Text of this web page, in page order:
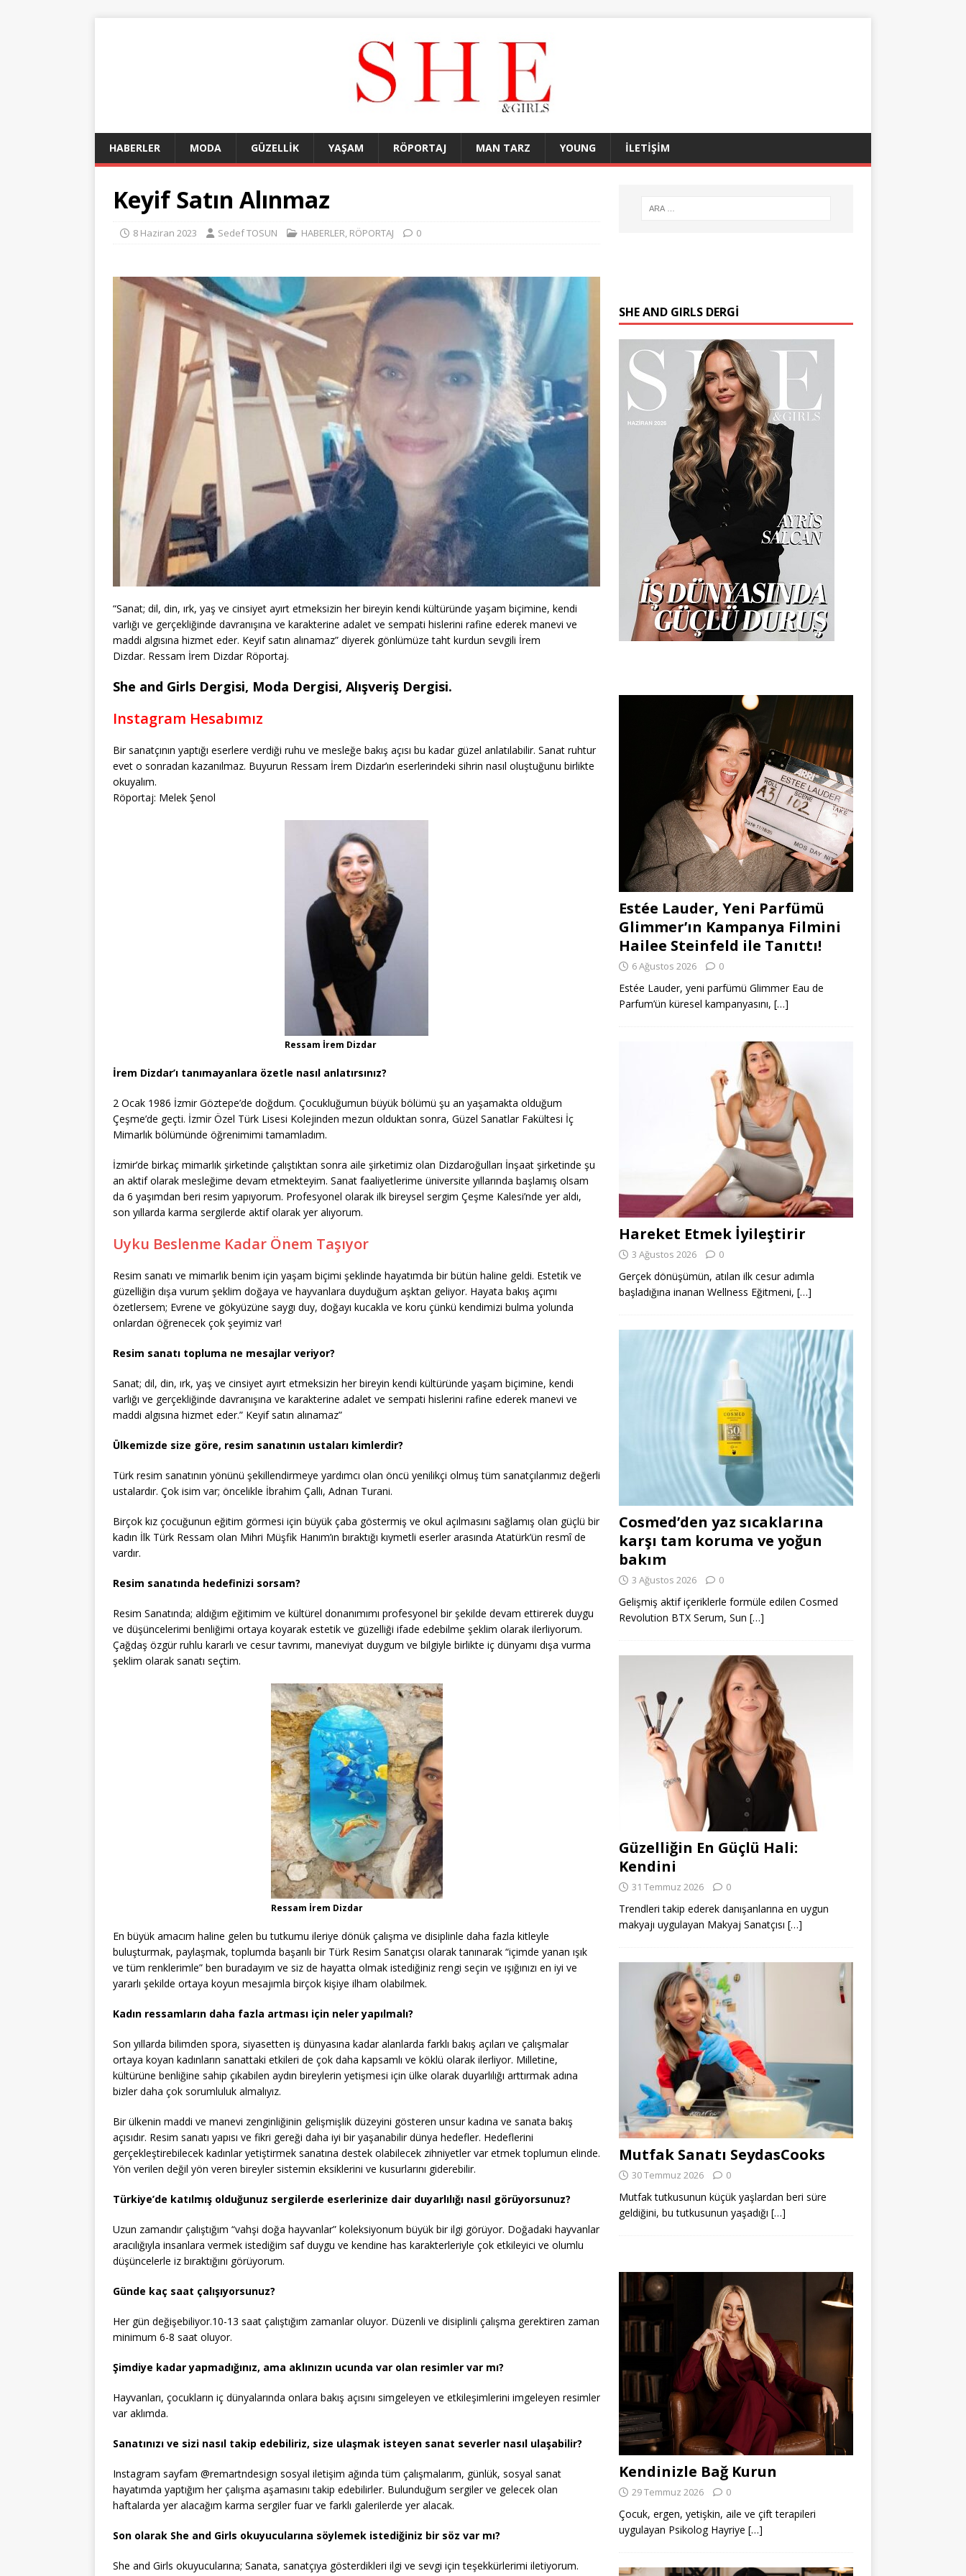
HABERLER MODA GÜZELLİK YAŞAM RÖPORTAJ MAN TARZ YOUNG İLETİŞİM
Keyif Satın Alınmaz
8 Haziran 2023 Sedef TOSUN HABERLER, RÖPORTAJ 0
“Sanat; dil, din, ırk, yaş ve cinsiyet ayırt etmeksizin her bireyin kendi kültüründe yaşam biçimine, kendi
varlığı ve gerçekliğinde davranışına ve karakterine adalet ve sempati hislerini rafine ederek manevi ve
maddi algısına hizmet eder. Keyif satın alınamaz” diyerek gönlümüze taht kurdun sevgili İrem
Dizdar. Ressam İrem Dizdar Röportaj.
She and Girls Dergisi, Moda Dergisi, Alışveriş Dergisi.
Instagram Hesabımız
Bir sanatçının yaptığı eserlere verdiği ruhu ve mesleğe bakış açısı bu kadar güzel anlatılabilir. Sanat ruhtur
evet o sonradan kazanılmaz. Buyurun Ressam İrem Dizdar’ın eserlerindeki sihrin nasıl oluştuğunu birlikte
okuyalım.
Röportaj: Melek Şenol
Ressam İrem Dizdar
İrem Dizdar’ı tanımayanlara özetle nasıl anlatırsınız?
2 Ocak 1986 İzmir Göztepe’de doğdum. Çocukluğumun büyük bölümü şu an yaşamakta olduğum
Çeşme’de geçti. İzmir Özel Türk Lisesi Kolejinden mezun olduktan sonra, Güzel Sanatlar Fakültesi İç
Mimarlık bölümünde öğrenimimi tamamladım.
İzmir’de birkaç mimarlık şirketinde çalıştıktan sonra aile şirketimiz olan Dizdaroğulları İnşaat şirketinde şu
an aktif olarak mesleğime devam etmekteyim. Sanat faaliyetlerime üniversite yıllarında başlamış olsam
da 6 yaşımdan beri resim yapıyorum. Profesyonel olarak ilk bireysel sergim Çeşme Kalesi’nde yer aldı,
son yıllarda karma sergilerde aktif olarak yer alıyorum.
Uyku Beslenme Kadar Önem Taşıyor
Resim sanatı ve mimarlık benim için yaşam biçimi şeklinde hayatımda bir bütün haline geldi. Estetik ve
güzelliğin dışa vurum şeklim doğaya ve hayvanlara duyduğum aşktan geliyor. Hayata bakış açımı
özetlersem; Evrene ve gökyüzüne saygı duy, doğayı kucakla ve koru çünkü kendimizi bulma yolunda
onlardan öğrenecek çok şeyimiz var!
Resim sanatı topluma ne mesajlar veriyor?
Sanat; dil, din, ırk, yaş ve cinsiyet ayırt etmeksizin her bireyin kendi kültüründe yaşam biçimine, kendi
varlığı ve gerçekliğinde davranışına ve karakterine adalet ve sempati hislerini rafine ederek manevi ve
maddi algısına hizmet eder.” Keyif satın alınamaz”
Ülkemizde size göre, resim sanatının ustaları kimlerdir?
Türk resim sanatının yönünü şekillendirmeye yardımcı olan öncü yenilikçi olmuş tüm sanatçılarımız değerli
ustalardır. Çok isim var; öncelikle İbrahim Çallı, Adnan Turani.
Birçok kız çocuğunun eğitim görmesi için büyük çaba göstermiş ve okul açılmasını sağlamış olan güçlü bir
kadın İlk Türk Ressam olan Mihri Müşfik Hanım’ın bıraktığı kıymetli eserler arasında Atatürk’ün resmî de
vardır.
Resim sanatında hedefinizi sorsam?
Resim Sanatında; aldığım eğitimim ve kültürel donanımımı profesyonel bir şekilde devam ettirerek duygu
ve düşüncelerimi benliğimi ortaya koyarak estetik ve güzelliği ifade edebilme şeklim olarak ilerliyorum.
Çağdaş özgür ruhlu kararlı ve cesur tavrımı, maneviyat duygum ve bilgiyle birlikte iç dünyamı dışa vurma
şeklim olarak sanatı seçtim.
Ressam İrem Dizdar
En büyük amacım haline gelen bu tutkumu ileriye dönük çalışma ve disiplinle daha fazla kitleyle
buluşturmak, paylaşmak, toplumda başarılı bir Türk Resim Sanatçısı olarak tanınarak “içimde yanan ışık
ve tüm renklerimle” ben buradayım ve siz de hayatta olmak istediğiniz rengi seçin ve ışığınızı en iyi ve
yararlı şekilde ortaya koyun mesajımla birçok kişiye ilham olabilmek.
Kadın ressamların daha fazla artması için neler yapılmalı?
Son yıllarda bilimden spora, siyasetten iş dünyasına kadar alanlarda farklı bakış açıları ve çalışmalar
ortaya koyan kadınların sanattaki etkileri de çok daha kapsamlı ve köklü olarak ilerliyor. Milletine,
kültürüne benliğine sahip çıkabilen aydın bireylerin yetişmesi için ülke olarak duyarlılığı arttırmak adına
bizler daha çok sorumluluk almalıyız.
Bir ülkenin maddi ve manevi zenginliğinin gelişmişlik düzeyini gösteren unsur kadına ve sanata bakış
açısıdır. Resim sanatı yapısı ve fikri gereği daha iyi bir yaşanabilir dünya hedefler. Hedeflerini
gerçekleştirebilecek kadınlar yetiştirmek sanatına destek olabilecek zihniyetler var etmek toplumun elinde.
Yön verilen değil yön veren bireyler sistemin eksiklerini ve kusurlarını giderebilir.
Türkiye’de katılmış olduğunuz sergilerde eserlerinize dair duyarlılığı nasıl görüyorsunuz?
Uzun zamandır çalıştığım “vahşi doğa hayvanlar” koleksiyonum büyük bir ilgi görüyor. Doğadaki hayvanlar
aracılığıyla insanlara vermek istediğim saf duygu ve kendine has karakterleriyle çok etkileyici ve olumlu
düşüncelerle iz bıraktığını görüyorum.
Günde kaç saat çalışıyorsunuz?
Her gün değişebiliyor.10-13 saat çalıştığım zamanlar oluyor. Düzenli ve disiplinli çalışma gerektiren zaman
minimum 6-8 saat oluyor.
Şimdiye kadar yapmadığınız, ama aklınızın ucunda var olan resimler var mı?
Hayvanları, çocukların iç dünyalarında onlara bakış açısını simgeleyen ve etkileşimlerini imgeleyen resimler
var aklımda.
Sanatınızı ve sizi nasıl takip edebiliriz, size ulaşmak isteyen sanat severler nasıl ulaşabilir?
Instagram sayfam @remartndesign sosyal iletişim ağında tüm çalışmalarım, günlük, sosyal sanat
hayatımda yaptığım her çalışma aşamasını takip edebilirler. Bulunduğum sergiler ve gelecek olan
haftalarda yer alacağım karma sergiler fuar ve farklı galerilerde yer alacak.
Son olarak She and Girls okuyucularına söylemek istediğiniz bir söz var mı?
She and Girls okuyucularına; Sanata, sanatçıya gösterdikleri ilgi ve sevgi için teşekkürlerimi iletiyorum.
SHE AND GIRLS DERGİ
Estée Lauder, Yeni Parfümü
Glimmer’ın Kampanya Filmini
Hailee Steinfeld ile Tanıttı!
6 Ağustos 2026 0
Estée Lauder, yeni parfümü Glimmer Eau de
Parfum’ün küresel kampanyasını, […]
Hareket Etmek İyileştirir
3 Ağustos 2026 0
Gerçek dönüşümün, atılan ilk cesur adımla
başladığına inanan Wellness Eğitmeni, […]
Cosmed’den yaz sıcaklarına
karşı tam koruma ve yoğun
bakım
3 Ağustos 2026 0
Gelişmiş aktif içeriklerle formüle edilen Cosmed
Revolution BTX Serum, Sun […]
Güzelliğin En Güçlü Hali:
Kendini
31 Temmuz 2026 0
Trendleri takip ederek danışanlarına en uygun
makyajı uygulayan Makyaj Sanatçısı […]
Mutfak Sanatı SeydasCooks
30 Temmuz 2026 0
Mutfak tutkusunun küçük yaşlardan beri süre
geldiğini, bu tutkusunun yaşadığı […]
Kendinizle Bağ Kurun
29 Temmuz 2026 0
Çocuk, ergen, yetişkin, aile ve çift terapileri
uygulayan Psikolog Hayriye […]